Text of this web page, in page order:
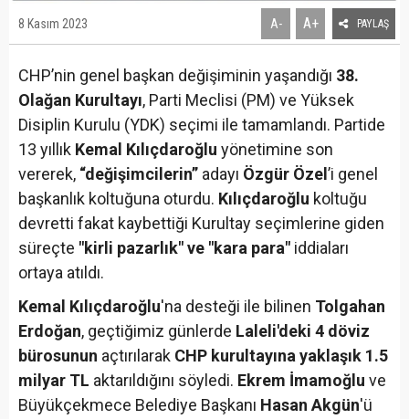
8 Kasım 2023 A- A+ PAYLAŞ
CHP’nin genel başkan değişiminin yaşandığı 38.
Olağan Kurultayı, Parti Meclisi (PM) ve Yüksek
Disiplin Kurulu (YDK) seçimi ile tamamlandı. Partide
13 yıllık Kemal Kılıçdaroğlu yönetimine son
vererek, “değişimcilerin” adayı Özgür Özel ’i genel
başkanlık koltuğuna oturdu. Kılıçdaroğlu koltuğu
devretti fakat kaybettiği Kurultay seçimlerine giden
süreçte "kirli pazarlık" ve "kara para" iddiaları
ortaya atıldı.
Kemal Kılıçdaroğlu'na desteği ile bilinen Tolgahan
Erdoğan, geçtiğimiz günlerde Laleli'deki 4 döviz
bürosunun açtırılarak CHP kurultayına yaklaşık 1.5
milyar TL aktarıldığını söyledi. Ekrem İmamoğlu ve
Büyükçekmece Belediye Başkanı Hasan Akgün'ü